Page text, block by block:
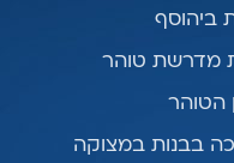
ביהוסף
מדרשת טוהר
הטוהר
בבנות במצוקה